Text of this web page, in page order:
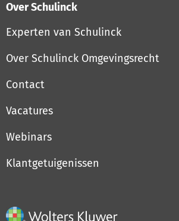
Over Schulinck
Experten van Schulinck
Over Schulinck Omgevingsrecht
Contact
Vacatures
Webinars
Klantgetuigenissen